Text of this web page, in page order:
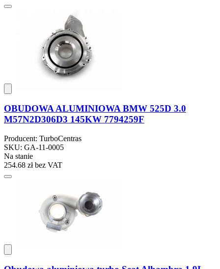
OBUDOWA ALUMINIOWA BMW 525D 3.0
M57N2D306D3 145KW 7794259F
Producent: TurboCentras
SKU: GA-11-0005
Na stanie
254.68 złbez VAT